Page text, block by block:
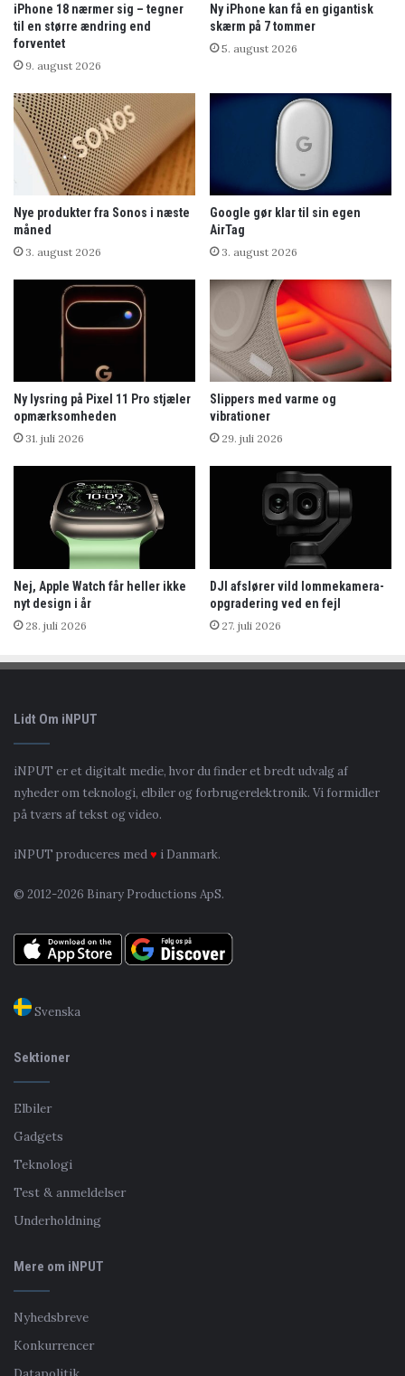
iPhone 18 nærmer sig – tegner
til en større ændring end
forventet
9. august 2026
Ny iPhone kan få en gigantisk
skærm på 7 tommer
5. august 2026
Nye produkter fra Sonos i næste
måned
3. august 2026
Google gør klar til sin egen
AirTag
3. august 2026
Ny lysring på Pixel 11 Pro stjæler
opmærksomheden
31. juli 2026
Slippers med varme og
vibrationer
29. juli 2026
Nej, Apple Watch får heller ikke
nyt design i år
28. juli 2026
DJI afslører vild lommekamera-
opgradering ved en fejl
27. juli 2026
Lidt Om iNPUT
iNPUT er et digitalt medie, hvor du finder et bredt udvalg af
nyheder om teknologi, elbiler og forbrugerelektronik. Vi formidler
på tværs af tekst og video.
iNPUT produceres med♥ i Danmark.
© 2012-2026 Binary Productions ApS.
Svenska
Sektioner
Elbiler
Gadgets
Teknologi
Test & anmeldelser
Underholdning
Mere om iNPUT
Nyhedsbreve
Konkurrencer